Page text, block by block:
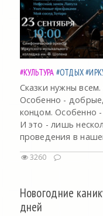
#КУЛЬТУРА #ОТДЫХ
Сказки нужны
Особенно -
концом. Особенно
И это - лишь
проведения в
3260
Новогодние
дней